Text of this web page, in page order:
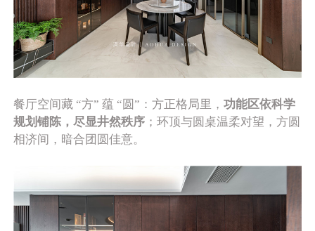
餐厅空间藏 “方” 蕴 “圆”：方正格局里，功能区依科学
规划铺陈，尽显井然秩序 ；环顶与圆桌温柔对望，方圆
相济间，暗合团圆佳意。